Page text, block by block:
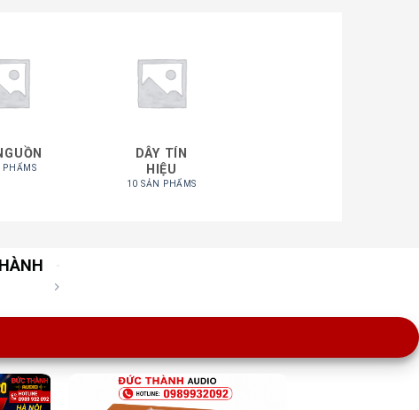
PHẨMS
DÂY TÍN
HIỆU
10 SẢN PHẨMS